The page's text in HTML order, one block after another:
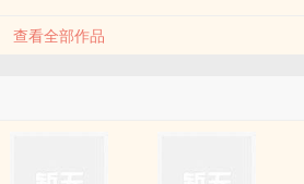
查看全部作品